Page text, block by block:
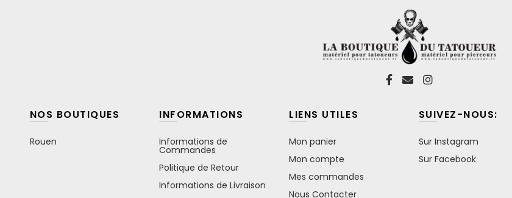
NOS BOUTIQUES
Rouen
INFORMATIONS
Informations de
Commandes
Politique de Retour
Informations de Livraison
LIENS UTILES
Mon panier
Mon compte
Mes commandes
Nous Contacter
SUIVEZ-NOUS:
Sur Instagram
Sur Facebook